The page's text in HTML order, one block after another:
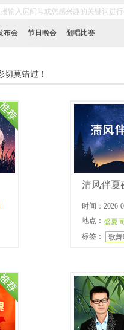
布会 节日晚会 翻唱比赛
切莫错过！
清风伴夏
时间：2026-
地点： 盛夏
标签：
歌